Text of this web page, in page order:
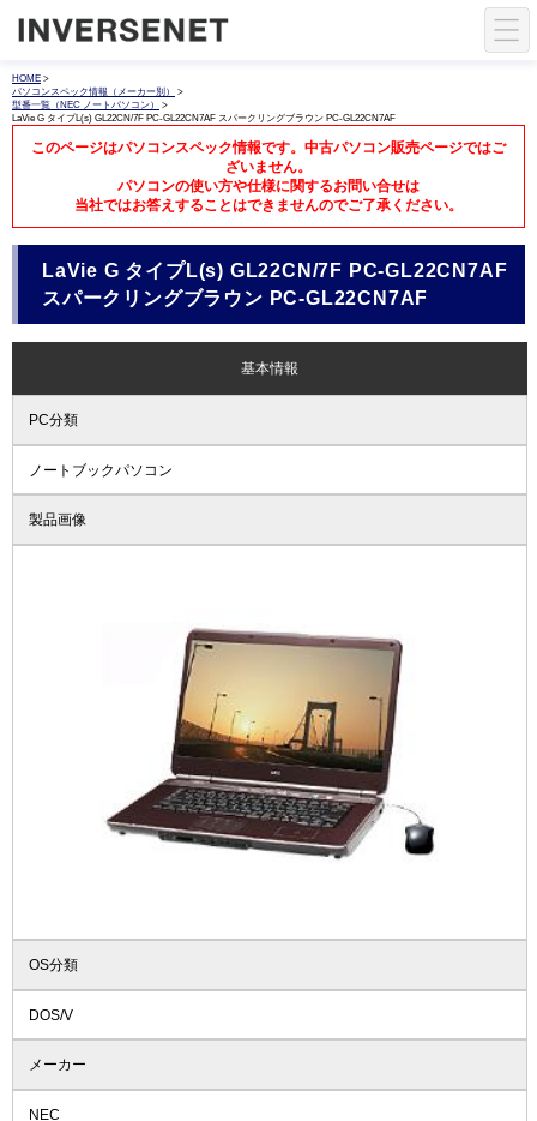
HOME >
パソコンスペック情報（メーカー別）
>
型番一覧（NEC ノートパソコン）
>
LaVie G タイプL(s) GL22CN/7F PC-GL22CN7AF スパークリングブラウン PC-GL22CN7AF
このページはパソコンスペック情報です。中古パソコン販売ページではご
ざいません。
パソコンの使い方や仕様に関するお問い合せは
当社ではお答えすることはできませんのでご了承ください。
LaVie G タイプL(s) GL22CN/7F PC-GL22CN7AF
スパークリングブラウン PC-GL22CN7AF
基本情報
PC分類
ノートブックパソコン
製品画像
OS分類
DOS/V
メーカー
NEC